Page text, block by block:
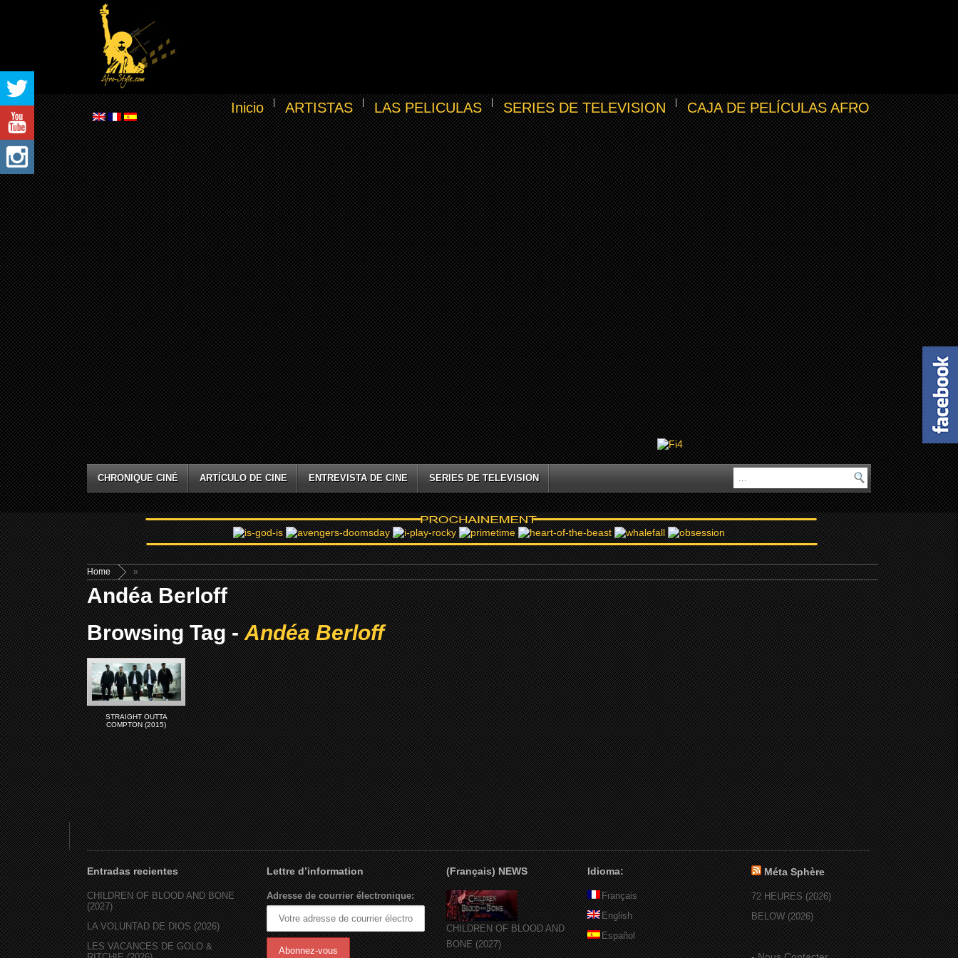
Inicio ARTISTAS LAS PELICULAS SERIES DE TELEVISION CAJA DE PELÍCULAS AFRO
CHRONIQUE CINÉ ARTÍCULO DE CINE ENTREVISTA DE CINE SERIES DE TELEVISION
Home »
Andéa Berloff
Browsing Tag -Andéa Berloff
STRAIGHT OUTTA
COMPTON (2015)
Entradas recientes
CHILDREN OF BLOOD AND BONE
(2027)
LA VOLUNTAD DE DIOS (2026)
LES VACANCES DE GOLO &
Lettre d’information
Adresse de courrier électronique:
(Français) NEWS
CHILDREN OF BLOOD AND
BONE (2027)
Idioma:
Français
English
Español
Méta Sphère
72 HEURES (2026)
BELOW (2026)